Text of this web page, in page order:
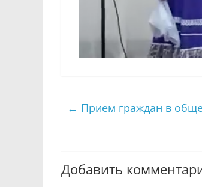
← Прием граждан в
Добавить